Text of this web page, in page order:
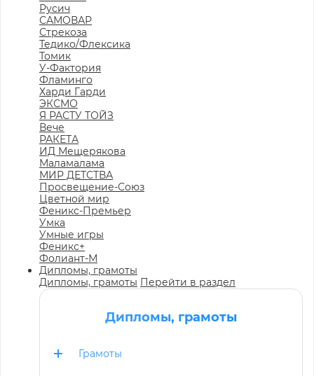
Русич
САМОВАР
Стрекоза
Тедико/Флексика
Томик
У-Фактория
Фламинго
Харди Гарди
ЭКСМО
Я РАСТУ ТОЙЗ
Вече
РАКЕТА
ИД Мещерякова
Маламалама
МИР ДЕТСТВА
Просвещение-Союз
Цветной мир
Феникс-Премьер
Умка
Умные игры
Феникс+
Фолиант-М
Дипломы, грамоты
Дипломы, грамоты Перейти в раздел
Дипломы, грамоты
Грамоты